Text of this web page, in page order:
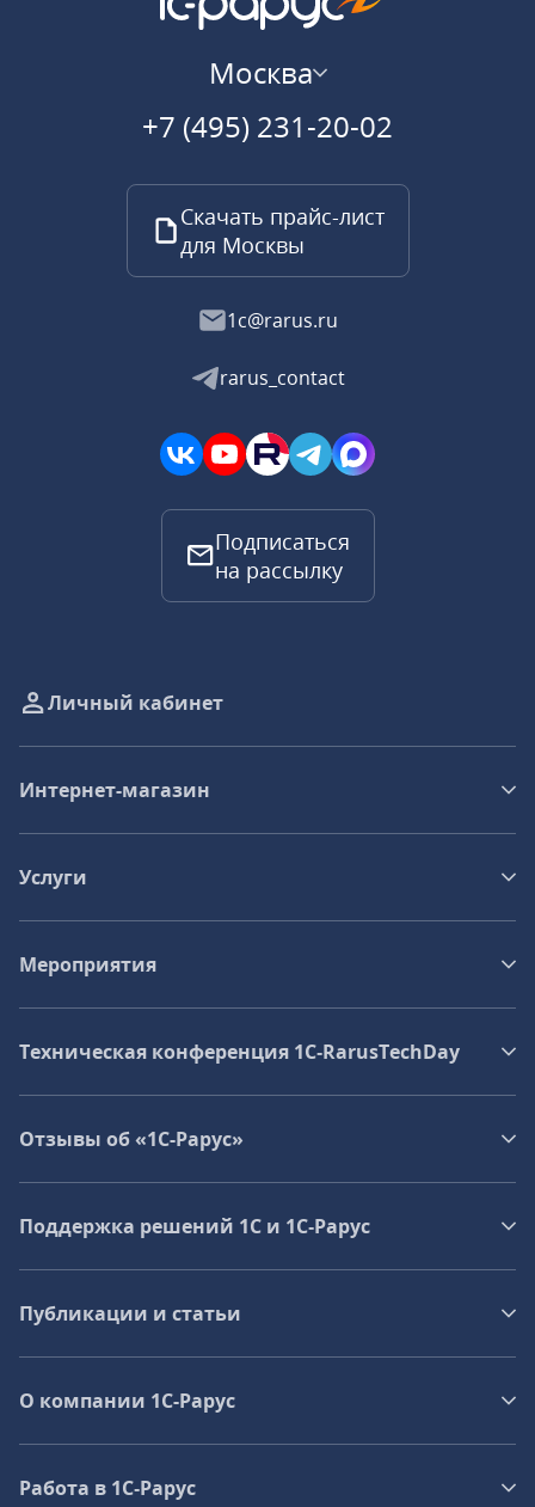
Москва
+7 (495) 231-20-02
Скачать прайс-лист
для Москвы
1c@rarus.ru
rarus_contact
Подписаться
на рассылку
Личный кабинет
Интернет-магазин
Услуги
Мероприятия
Техническая конференция 1C‑RarusTechDay
Отзывы об «1С-Рарус»
Поддержка решений 1С и 1С‑Рарус
Публикации и статьи
О компании 1C-Рарус
Работа в 1С‑Рарус